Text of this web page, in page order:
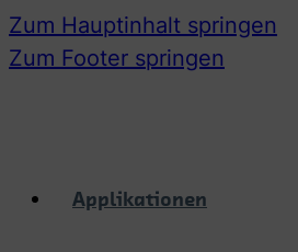
Zum Hauptinhalt springen
Zum Footer springen
Applikationen